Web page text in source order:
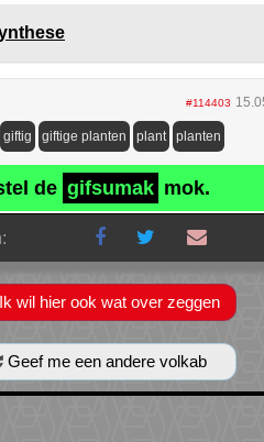
#114403
giftig giftige planten plant planten
de gifsumak mok.
Ik wil hier ook wat over zeggen
Geef me een andere volkab